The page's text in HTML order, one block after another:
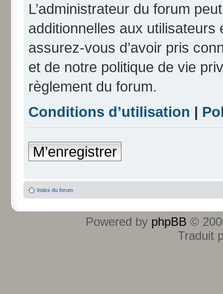
L’administrateur du forum
additionnelles aux
assurez-vous d’avoir pris
et de notre politique de vie
règlement du forum.
Conditions d’utilisation |
M’enregistrer
Index du forum
Powered by phpBB ©
Traduit